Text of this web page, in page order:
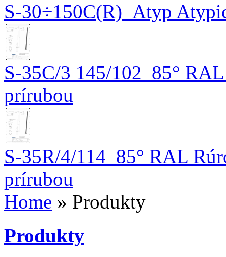
S-30÷150C(R)_Atyp
S-35C/3 145/102_85°
prírubou
S-35R/4/114_85° RAL
prírubou
Home » Produkty
Produkty